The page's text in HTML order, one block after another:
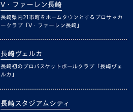
V・ファーレン長崎
長崎県内21市町をホームタウンとするプロサッカ
ークラブ「V・ファーレン長崎」
長崎ヴェルカ
長崎初のプロバスケットボールクラブ「長崎ヴェ
ルカ」
長崎スタジアムシティ